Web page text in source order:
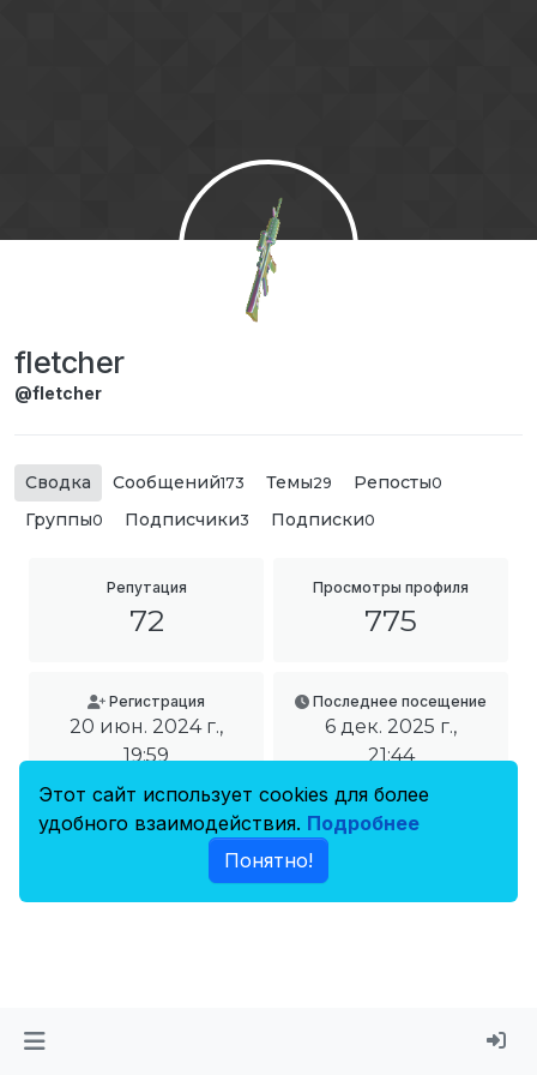
fletcher
@fletcher
Сводка Сообщений173 Темы29 Репосты0
Группы0 Подписчики3 Подписки0
Репутация
72
Просмотры профиля
775
Регистрация
20 июн. 2024 г.,
19:59
Последнее посещение
6 дек. 2025 г.,
21:44
Этот сайт использует cookies для более
удобного взаимодействия. Подробнее
Понятно!